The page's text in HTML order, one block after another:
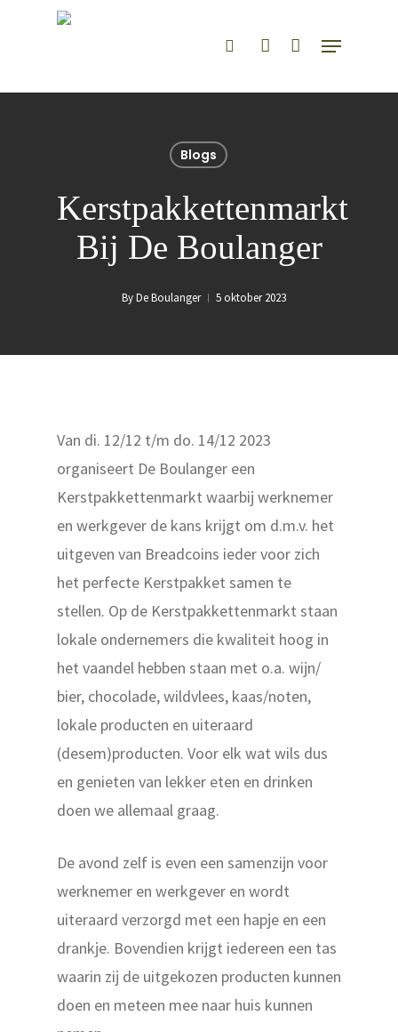
Blogs
Kerstpakkettenmarkt
Bij De Boulanger
ByDe Boulanger 5 oktober 2023
Van di. 12/12 t/m do. 14/12 2023
organiseert De Boulanger een
Kerstpakkettenmarkt waarbij werknemer
en werkgever de kans krijgt om d.m.v. het
uitgeven van Breadcoins ieder voor zich
het perfecte Kerstpakket samen te
stellen. Op de Kerstpakkettenmarkt staan
lokale ondernemers die kwaliteit hoog in
het vaandel hebben staan met o.a. wijn/
bier, chocolade, wildvlees, kaas/noten,
lokale producten en uiteraard
(desem)producten. Voor elk wat wils dus
en genieten van lekker eten en drinken
doen we allemaal graag.
De avond zelf is even een samenzijn voor
werknemer en werkgever en wordt
uiteraard verzorgd met een hapje en een
drankje. Bovendien krijgt iedereen een tas
waarin zij de uitgekozen producten kunnen
doen en meteen mee naar huis kunnen